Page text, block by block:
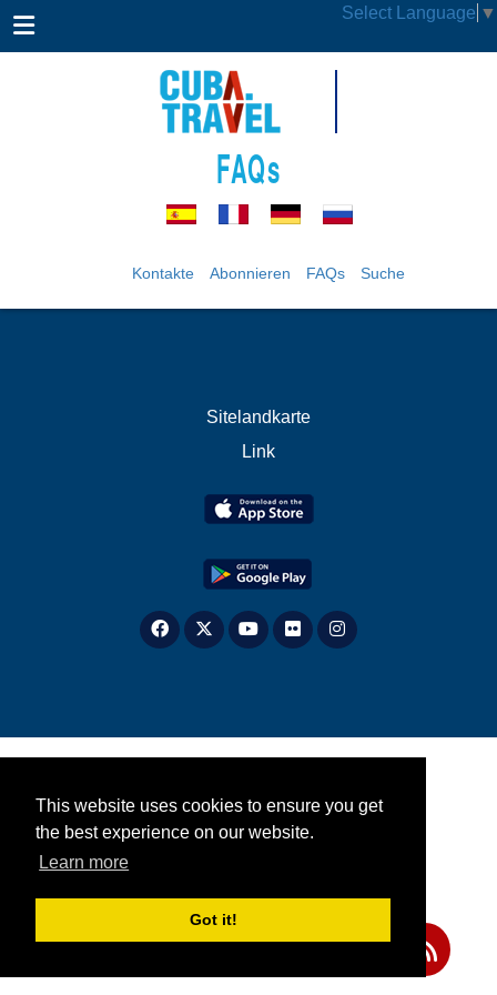
This website uses cookies to ensure you get
the best experience on our website.
Learn more
Got it!
Teilen Sie uns Ihre Meinung
Select Language ▼
FAQs
Kontakte Abonnieren FAQs Suche
Sitelandkarte
Link